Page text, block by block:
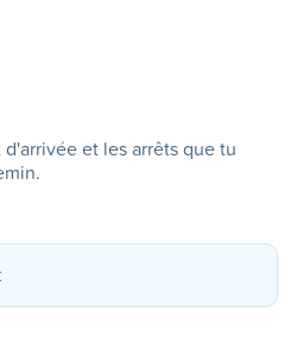
et les arrêts que tu